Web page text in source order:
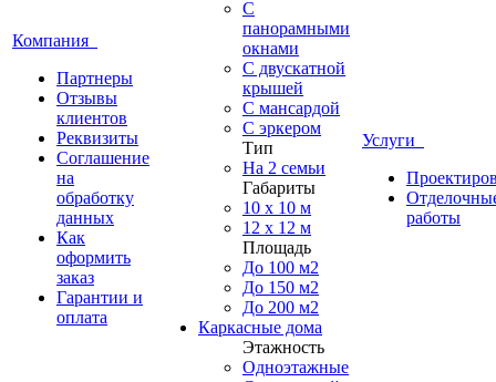
Компания
Партнеры
Отзывы
клиентов
Реквизиты
Соглашение
на
обработку
данных
Как
оформить
заказ
Гарантии и
оплата
С
панорамными
окнами
С двускатной
крышей
С мансардой
С эркером
Тип
На 2 семьи
Габариты
10 x 10 м
12 x 12 м
Площадь
До 100 м2
До 150 м2
До 200 м2
Каркасные дома
Этажность
Одноэтажные
Услуги
работы